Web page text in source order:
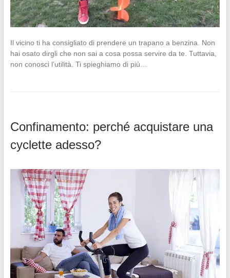
Il vicino ti ha consigliato di prendere un trapano a benzina. Non
hai osato dirgli che non sai a cosa possa servire da te. Tuttavia,
non conosci l’utilità. Ti spieghiamo di più…
Confinamento: perché acquistare una
cyclette adesso?